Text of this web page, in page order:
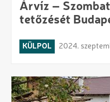
Árvíz –
tetőzését
KÜLPOL 2024.